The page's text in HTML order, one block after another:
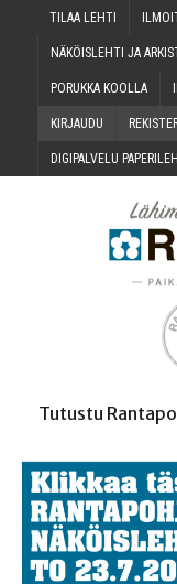
TILAA LEH­TI
NÄKÖIS­LEH­TI JA
PORUK­KA KOOLLA
KIR­JAU­DU
DIGI­PAL­VE­LU
Tutustu